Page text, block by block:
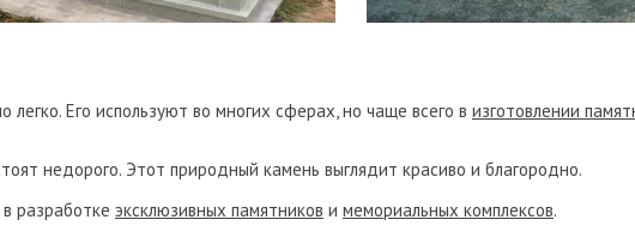
Его используют во многих сферах, но чаще всего в изготовлении
недорого. Этот природный камень выглядит красиво и благородно.
разработке эксклюзивных памятников и мемориальных комплексов.